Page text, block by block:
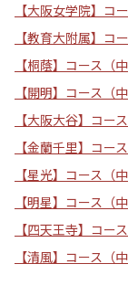
【大阪女学院】コ
【教育大附属】コ
【桐蔭】コース（
【開明】コース（
【大阪大谷】コー
【金蘭千里】コー
【星光】コース（
【明星】コース（
【四天王寺】コー
【清風】コース（